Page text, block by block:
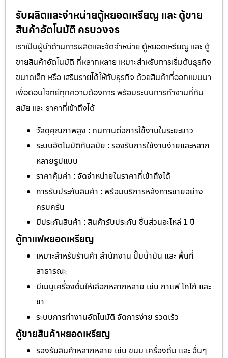
รับผลิตและจำหน่ายตู้หยอดเหรียญ และ ตู้ขาย
สินค้าอัตโนมัติ ครบวงจร
เราเป็นผู้นำด้านการผลิตและจัดจำหน่าย ตู้หยอดเหรียญ และ ตู้
ขายสินค้าอัตโนมัติ ที่หลากหลาย เหมาะสำหรับการเริ่มต้นธุรกิจ
ขนาดเล็ก หรือ เสริมรายได้ให้กับธุรกิจ ด้วยสินค้าที่ออกแบบมา
เพื่อตอบโจทย์ทุกความต้องการ พร้อมระบบการทำงานที่ทัน
สมัย และ ราคาที่เข้าถึงได้
วัสดุคุณภาพสูง : ทนทานต่อการใช้งานในระยะยาว
ระบบอัตโนมัติทันสมัย : รองรับการใช้งานง่ายและหลาก
หลายรูปแบบ
ราคาคุ้มค่า : จัดจำหน่ายในราคาที่เข้าถึงได้
การรับประกันสินค้า : พร้อมบริการหลังการขายอย่าง
ครบครัน
มีประกันสินค้า : สินค้ารับประกัน ชิ้นส่วนอะไหล่ 1 ปี
ตู้กาแฟหยอดเหรียญ
เหมาะสำหรับร้านค้า สำนักงาน ปั้มน้ำมัน และ พื้นที่
สาธารณะ
มีเมนูเครื่องดื่มให้เลือกหลากหลาย เช่น กาแฟ โกโก้ และ
ชา
ระบบการทำงานอัตโนมัติ จัดการง่าย รวดเร็ว
ตู้ขายสินค้าหยอดเหรียญ
รองรับสินค้าหลากหลาย เช่น ขนม เครื่องดื่ม และ อื่นๆ